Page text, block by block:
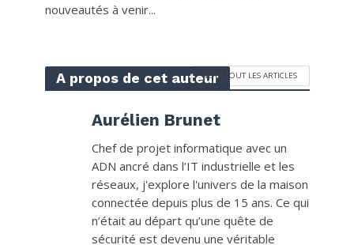
nouveautés à venir...
A propos de cet auteurVOIR TOUT LES ARTICLES
Aurélien Brunet
Chef de projet informatique avec un
ADN ancré dans l’IT industrielle et les
réseaux, j'explore l'univers de la maison
connectée depuis plus de 15 ans. Ce qui
n’était au départ qu’une quête de
sécurité est devenu une véritable